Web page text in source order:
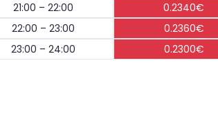
21:00 – 22:00
0.2340€
22:00 – 23:00
0.2360€
23:00 – 24:00
0.2300€